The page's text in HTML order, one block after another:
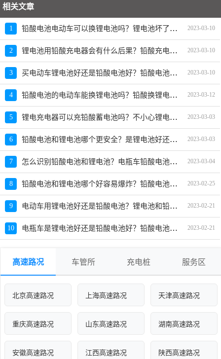
相关文章
1 铅酸电池电动车可以换锂电池吗？锂电池坏了可以换铅酸电池吗 2023-03-10
2 锂电池用铅酸充电器会有什么后果？铅酸充电器充锂电后果 2023-03-10
3 买电动车锂电池好还是铅酸电池好？铅酸电池与锂电池哪个更安全 2023-03-10
4 铅酸电池的电动车能换锂电池吗？铅酸换锂电真实感受 2023-03-12
5 锂电充电器可以充铅酸蓄电池吗？不小心锂电充电器充铅酸电池有事吗 2023-03-03
6 铅酸电池和锂电池哪个更安全？是锂电池好还是铅酸电池好 2023-03-03
7 怎么识别铅酸电池和锂电池？电瓶车铅酸电池和锂电池哪个好 2023-03-04
8 铅酸电池和锂电池哪个好容易爆炸？铅酸电池与锂电池区别 2023-02-25
9 电动车用锂电池好还是铅酸电池？锂电池和铅酸电池 2023-02-21
10 电瓶车是锂电池好还是铅酸电池好？铅酸电池和锂电池哪个耐用 2023-02-21
高速路况 车管所 充电桩 服务区
北京高速路况 上海高速路况 天津高速路况
重庆高速路况 山东高速路况 湖南高速路况
安徽高速路况 江西高速路况 陕西高速路况